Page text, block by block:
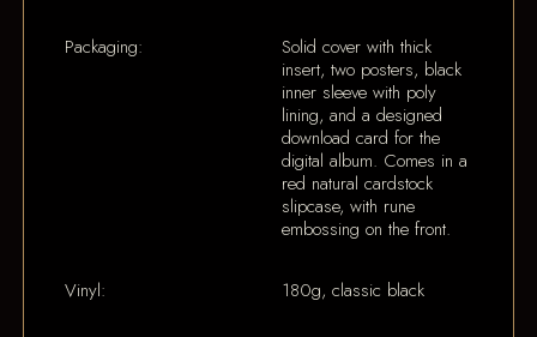
Packaging:
Solid cover with thick
insert, two posters, black
inner sleeve with poly
lining, and a designed
download card for the
digital album. Comes in a
red natural cardstock
slipcase, with rune
embossing on the front.
Vinyl: 180g, classic black